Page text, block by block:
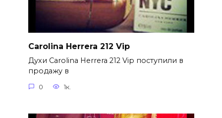
Carolina Herrera 212 Vip
Духи Carolina Herrera 212 Vip поступили в
продажу в
0 1к.